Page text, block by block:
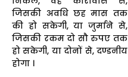
जिसकी अवधि छह मास तक
की हो सकेगी, या जुर्माने से,
जिसकी रकम दो सौ रुपए तक
हो सकेगी, या दोनों से, दण्डनीय
होगा ।